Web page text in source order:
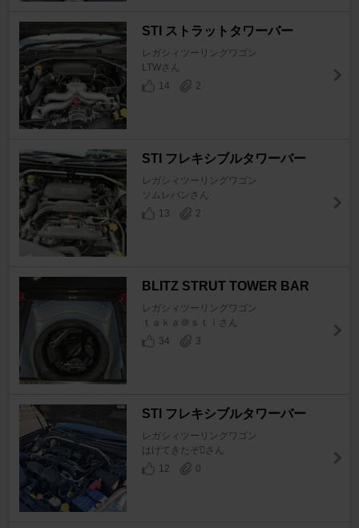
STI ストラットタワーバー
レガシィツーリングワゴン
LTWさん
14
2
STI フレキシブルタワーバー
レガシィツーリングワゴン
ソムレバンさん
13
2
BLITZ STRUT TOWER BAR
レガシィツーリングワゴン
ｔａｋａ＠ｓｔｉさん
34
3
STI フレキシブルタワーバー
レガシィツーリングワゴン
はげてきたぞさん
12
0